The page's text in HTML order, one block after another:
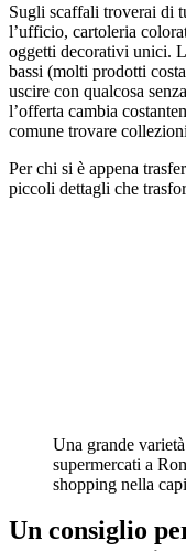
Sugli scaffali troverai di
l’ufficio, cartoleria
oggetti decorativi unici.
bassi (molti prodotti
uscire con qualcosa
l’offerta cambia
comune trovare
Per chi si è appena
piccoli dettagli che
Una grande
supermercati a
shopping nella
Un consiglio